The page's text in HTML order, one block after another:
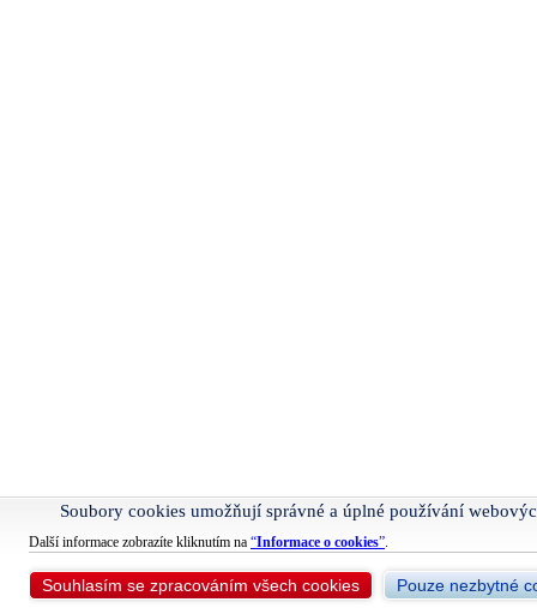
Soubory cookies umožňují správné a úplné používání
Další informace zobrazíte kliknutím na “Informace o cookies”.
Souhlasím se zpracováním všech cookies Pouze nezbytné